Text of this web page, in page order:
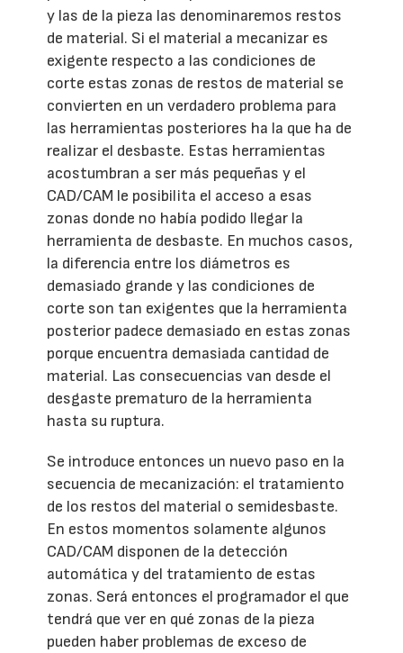
y las de la pieza las denominaremos restos
de material. Si el material a mecanizar es
exigente respecto a las condiciones de
corte estas zonas de restos de material se
convierten en un verdadero problema para
las herramientas posteriores ha la que ha de
realizar el desbaste. Estas herramientas
acostumbran a ser más pequeñas y el
CAD/CAM le posibilita el acceso a esas
zonas donde no había podido llegar la
herramienta de desbaste. En muchos casos,
la diferencia entre los diámetros es
demasiado grande y las condiciones de
corte son tan exigentes que la herramienta
posterior padece demasiado en estas zonas
porque encuentra demasiada cantidad de
material. Las consecuencias van desde el
desgaste prematuro de la herramienta
hasta su ruptura.
Se introduce entonces un nuevo paso en la
secuencia de mecanización: el tratamiento
de los restos del material o semidesbaste.
En estos momentos solamente algunos
CAD/CAM disponen de la detección
automática y del tratamiento de estas
zonas. Será entonces el programador el que
tendrá que ver en qué zonas de la pieza
pueden haber problemas de exceso de